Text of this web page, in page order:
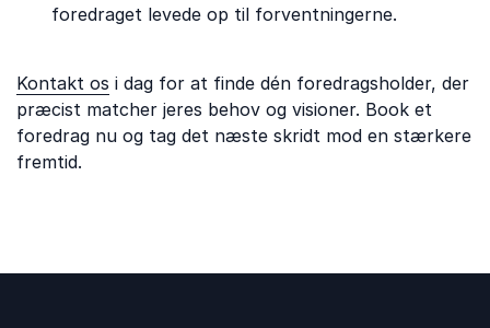
foredraget levede op til forventningerne.
Kontakt os i dag for at finde dén foredragsholder, der
præcist matcher jeres behov og visioner. Book et
foredrag nu og tag det næste skridt mod en stærkere
fremtid.